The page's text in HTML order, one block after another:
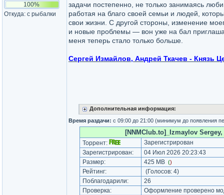
100%
Откуда: с рыбалки
задачи постепенно, не только занимаясь
работая на благо своей семьи и людей,
свои жизни. С другой стороны, изменение
и новые проблемы — вон уже на бал
меня теперь стало только больше.
Сергей Измайлов, Андрей Ткачев - Князь
Дополнительная информация:
Время раздачи: с 09:00 до 21:00 (минимум до появления
[NNMClub.to]_Izmaylov
Торрент:
Зарегистрирован
Зарегистрирован:
04 Июл 2026 20:23:43
Размер:
425 MB ()
Рейтинг: (Голосов: 4)
Поблагодарили:
26
Проверка:
Оформление проверено